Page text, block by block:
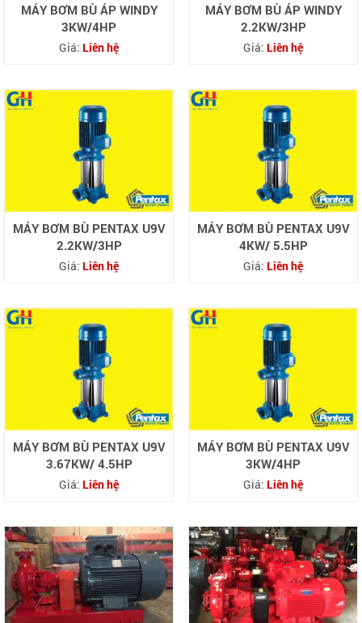
MÁY BƠM BÙ ÁP WINDY
3KW/4HP
Giá: Liên hệ
MÁY BƠM BÙ ÁP WINDY
2.2KW/3HP
Giá: Liên hệ
MÁY BƠM BÙ PENTAX U9V
2.2KW/3HP
Giá: Liên hệ
MÁY BƠM BÙ PENTAX U9V
4KW/ 5.5HP
Giá: Liên hệ
MÁY BƠM BÙ PENTAX U9V
3.67KW/ 4.5HP
Giá: Liên hệ
MÁY BƠM BÙ PENTAX U9V
3KW/4HP
Giá: Liên hệ